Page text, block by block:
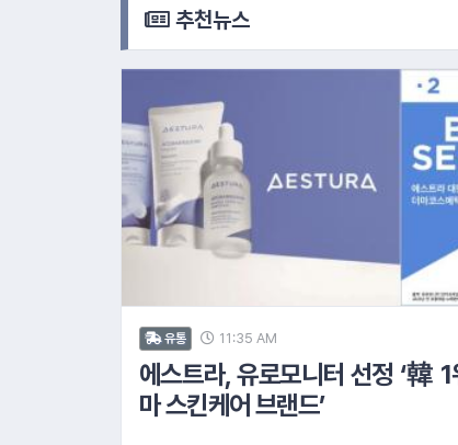
추천뉴스
유통 11:35 AM
에스트라, 유로모니터 선정 ‘韓 1
마 스킨케어 브랜드’